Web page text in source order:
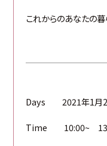
これからのあなたの暮
Days 2021年1月
Time 10:00~